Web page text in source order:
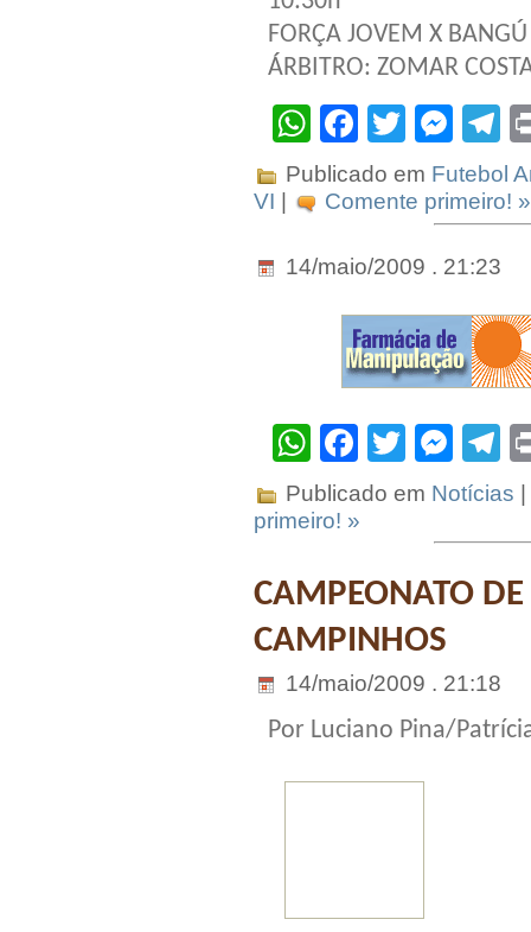
FORÇA JOVEM X BANGÚ
ÁRBITRO: ZOMAR
WhatsApp
Facebook
Twitter
Publicado em Futebol
VI
Comente primeiro! »
14/maio/2009 . 21:23
WhatsApp
Facebook
Twitter
Publicado em Notícias
primeiro! »
CAMPEONATO DE
CAMPINHOS
14/maio/2009 . 21:18
Por Luciano Pina/